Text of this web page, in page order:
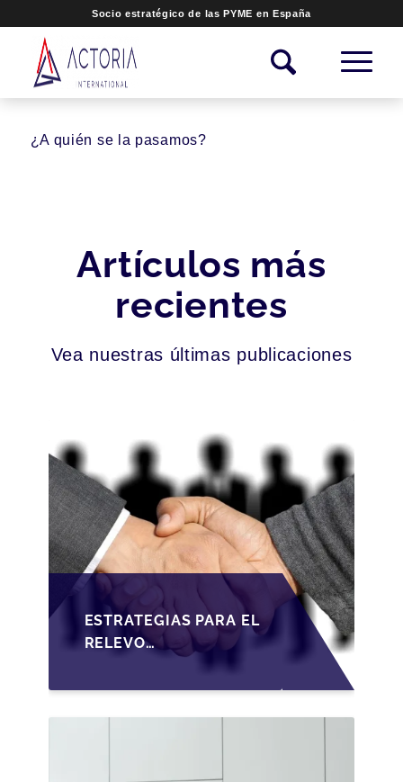
Socio estratégico de las PYME en España
¿A quién se la pasamos?
Artículos más
recientes
Vea nuestras últimas publicaciones
ESTRATEGIAS PARA EL
RELEVO
GENERACIONAL EN
PYMES ESPAÑOLAS